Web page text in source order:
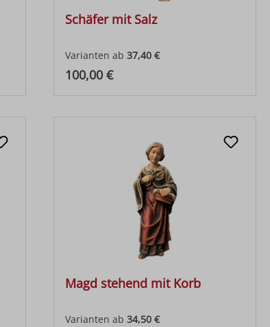
Schäfer mit Salz
Varianten ab 37,40 €
Regulärer Preis:
100,00 €
Magd stehend mit Korb
Varianten ab 34,50 €